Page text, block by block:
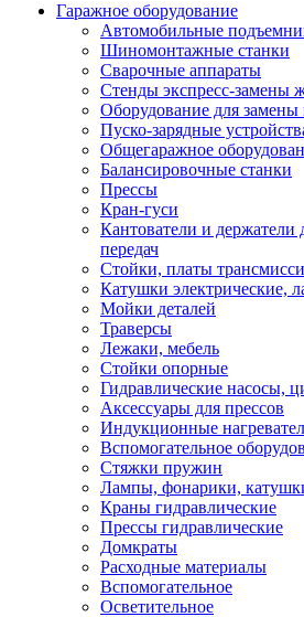
Гаражное оборудование
Автомобильные
Шиномонтажные станки
Сварочные аппараты
Стенды экспресс-замены
Оборудование для замены
Пуско-зарядные
Общегаражное
Балансировочные станки
Прессы
Кран-гуси
Кантователи и держатели
передач
Стойки, платы
Катушки электрические,
Мойки деталей
Траверсы
Лежаки, мебель
Стойки опорные
Гидравлические насосы,
Аксессуары для прессов
Индукционные
Вспомогательное
Стяжки пружин
Лампы, фонарики,
Краны гидравлические
Прессы гидравлические
Домкраты
Расходные материалы
Вспомогательное
Осветительное